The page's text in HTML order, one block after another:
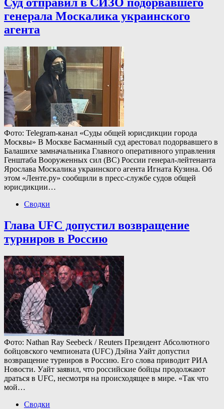
генерала Москалика украинского
агента
Фото: Telegram-канал «Суды общей юрисдикции города
Москвы» В Москве Басманный суд арестовал подорвавшего в
Балашихе замначальника Главного оперативного управления
Генштаба Вооруженных сил (ВС) России генерал-лейтенанта
Ярослава Москалика украинского агента Игната Кузина. Об
этом «Ленте.ру» сообщили в пресс-службе судов общей
юрисдикции…
Сводки
Глава UFC допустил возвращение
турниров в Россию
Фото: Nathan Ray Seebeck / Reuters Президент Абсолютного
бойцовского чемпионата (UFC) Дэйна Уайт допустил
возвращение турниров в Россию. Его слова приводит РИА
Новости. Уайт заявил, что российские бойцы продолжают
драться в UFC, несмотря на происходящее в мире. «Так что
мой…
Сводки